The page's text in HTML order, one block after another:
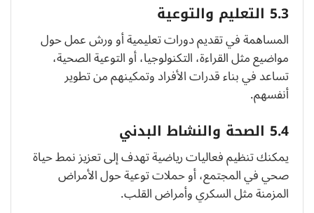
5.3 التعليم والتوعية
المساهمة في تقديم دورات تعليمية أو ورش عمل حول
مواضيع مثل القراءة، التكنولوجيا، أو التوعية الصحية،
تساعد في بناء قدرات الأفراد وتمكينهم من تطوير
أنفسهم.
5.4 الصحة والنشاط البدني
يمكنك تنظيم فعاليات رياضية تهدف إلى تعزيز نمط حياة
صحي في المجتمع، أو حملات توعية حول الأمراض
المزمنة مثل السكري وأمراض القلب.